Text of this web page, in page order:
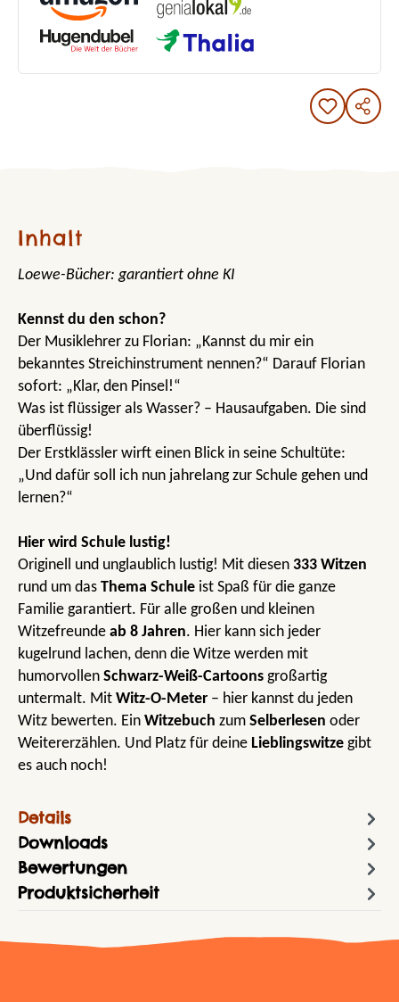
Inhalt
Loewe-Bücher: garantiert ohne KI
Kennst du den schon?
Der Musiklehrer zu Florian: „Kannst du mir ein
bekanntes Streichinstrument nennen?“ Darauf Florian
sofort: „Klar, den Pinsel!“
Was ist flüssiger als Wasser? – Hausaufgaben. Die sind
überflüssig!
Der Erstklässler wirft einen Blick in seine Schultüte:
„Und dafür soll ich nun jahrelang zur Schule gehen und
lernen?“
Hier wird Schule lustig!
Originell und unglaublich lustig! Mit diesen 333 Witzen
rund um das Thema Schule ist Spaß für die ganze
Familie garantiert. Für alle großen und kleinen
Witzefreunde ab 8 Jahren. Hier kann sich jeder
kugelrund lachen, denn die Witze werden mit
humorvollen Schwarz-Weiß-Cartoons großartig
untermalt. Mit Witz-O-Meter – hier kannst du jeden
Witz bewerten. Ein Witzebuch zum Selberlesen oder
Weitererzählen. Und Platz für deine Lieblingswitze gibt
es auch noch!
Details
Downloads
Bewertungen
Produktsicherheit